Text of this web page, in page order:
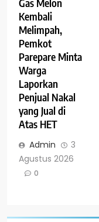
Gas Melon
Kembali
Melimpah,
Pemkot
Parepare Minta
Warga
Laporkan
Penjual Nakal
yang Jual di
Atas HET
Admin
3
Agustus 2026
0